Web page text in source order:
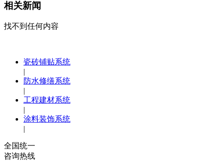
相关新闻
找不到任何内容
瓷砖铺贴系统
|
防水修缮系统
|
工程建材系统
|
涂料装饰系统
|
全国统一
咨询热线